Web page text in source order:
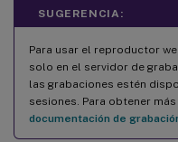
SUGERENCIA:
Para usar el reproductor
solo en el servidor de
las grabaciones estén
sesiones. Para obtener
documentación de